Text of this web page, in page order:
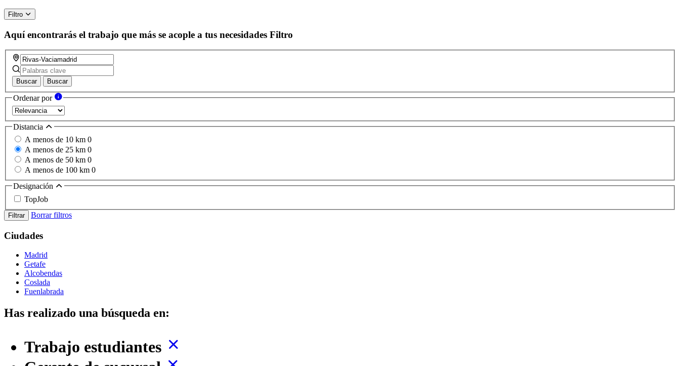
Filtro
Aquí encontrarás el trabajo que más se acople a tus necesidades Filtro
Buscar Buscar
Ordenar por
Distancia
A menos de 10 km 0
A menos de 25 km 0
A menos de 50 km 0
A menos de 100 km 0
Designación
TopJob
Filtrar Borrar filtros
Ciudades
Madrid
Getafe
Alcobendas
Coslada
Fuenlabrada
Has realizado una búsqueda en:
Trabajo estudiantes